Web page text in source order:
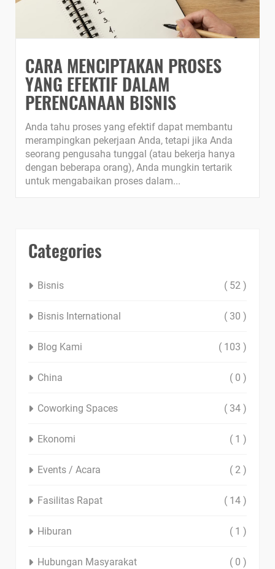
CARA MENCIPTAKAN PROSES
YANG EFEKTIF DALAM
PERENCANAAN BISNIS
Anda tahu proses yang efektif dapat membantu
merampingkan pekerjaan Anda, tetapi jika Anda
seorang pengusaha tunggal (atau bekerja hanya
dengan beberapa orang), Anda mungkin tertarik
untuk mengabaikan proses dalam...
Categories
Bisnis ( 52 )
Bisnis International ( 30 )
Blog Kami ( 103 )
China ( 0 )
Coworking Spaces ( 34 )
Ekonomi ( 1 )
Events / Acara ( 2 )
Fasilitas Rapat ( 14 )
Hiburan ( 1 )
Hubungan Masyarakat ( 0 )